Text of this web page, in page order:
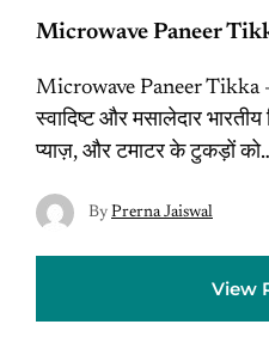
Microwave Paneer Tikka
Microwave Paneer Tikka
स्वादिष्ट और मसालेदार
प्याज़, और टमाटर के टुकड़ों
By Prerna Jaiswal
View